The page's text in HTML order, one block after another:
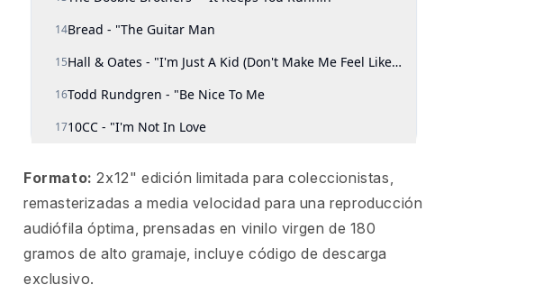
Formato:2x12" edición limitada para coleccionistas,
remasterizadas a media velocidad para una reproducción
audiófila óptima, prensadas en vinilo virgen de 180
gramos de alto gramaje, incluye código de descarga
exclusivo.